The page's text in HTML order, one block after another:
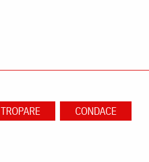
TROPARE CONDACE